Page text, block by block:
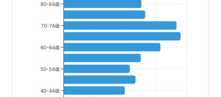
80-84歳
70-74歳
60-64歳
50-54歳
40-44歳